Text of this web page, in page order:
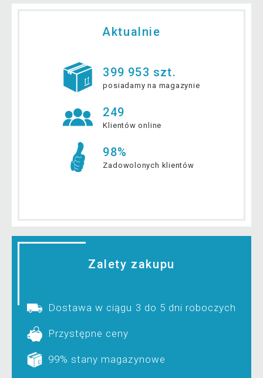
Aktualnie
399 953 szt.
posiadamy na magazynie
249
Klientów online
98%
Zadowolonych klientów
Zalety zakupu
Dostawa w ciągu 3 do 5 dni roboczych
Przystępne ceny
99% stany magazynowe